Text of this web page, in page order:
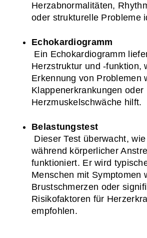
Herzabnormalitäten,
oder strukturelle Probleme
Echokardiogramm
Herzstruktur und -funktion,
Erkennung von Problemen
Klappenerkrankungen oder
Herzmuskelschwäche hilft.
Belastungstest
während körperlicher
funktioniert. Er wird
Menschen mit Symptomen
Brustschmerzen oder
Risikofaktoren für
empfohlen.